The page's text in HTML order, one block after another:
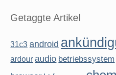
Getaggte Artikel
31c3 android
ardour audio betriebssystem